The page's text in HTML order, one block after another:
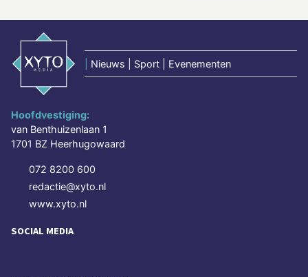
Nieuws | Sport | Evenementen
Hoofdvestiging:
van Benthuizenlaan 1
1701 BZ Heerhugowaard
072 8200 600
redactie@xyto.nl
www.xyto.nl
SOCIAL MEDIA